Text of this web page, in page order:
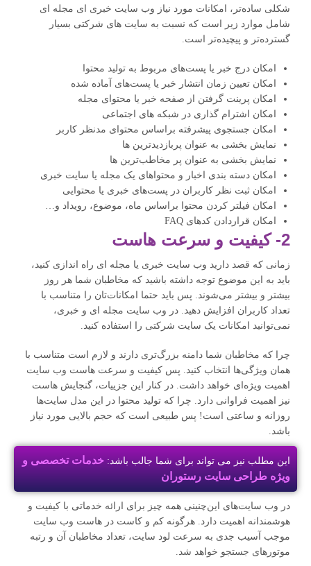
شکلی ساده‌تر، امکانات مورد نیاز وب سایت خبری ای مجله ای
شامل موارد زیر است که نسبت به سایت های شرکتی بسیار
گسترده‌تر و پیچیده‌تر است.
امکان درج خبر یا پست‌های مربوط به تولید محتوا
امکان تعیین زمان انتشار خبر یا پست‌های آماده شده
امکان پرینت گرفتن از صفحه خبر یا محتوای مجله
امکان اشترام گذاری در شبکه های اجتماعی
امکان جستجوی پیشرفته براساس محتوای مدنظر کاربر
نمایش بخشی به عنوان پربازدیدترین ها
نمایش بخشی به عنوان پر مخاطب‌ترین ها
امکان دسته بندی اخبار و محتواهای یک مجله یا سایت خبری
امکان ثبت نظر کاربران در پست‌های خبری یا محتوایی
امکان فیلتر کردن محتوا براساس ماه، موضوع، رویداد و…
امکان قراردادن کدهای FAQ
2- کیفیت و سرعت هاست
زمانی که قصد دارید وب سایت خبری یا مجله‌ ای راه اندازی کنید،
باید به این موضوع توجه داشته باشید که مخاطبان شما هر روز
بیشتر و بیشتر می‌شوند. پس باید حتما امکانات‌تان را متناسب با
تعداد کاربران افزایش دهید. در وب سایت مجله ای و خبری،
نمی‌توانید امکانات یک سایت شرکتی را استفاده کنید.
چرا که مخاطبان شما دامنه بزرگ‌تری دارند و لازم است متناسب با
همان ویژگی‌ها انتخاب کنید. پس کیفیت و سرعت هاست وب سایت
اهمیت ویژه‌ای خواهد داشت. در کنار این جزییات، گنجایش هاست
نیز اهمیت فراوانی دارد. چرا که تولید محتوا در این مدل سایت‌ها
روزانه و ساعتی است! پس طبیعی است که حجم بالایی مورد نیاز
باشد.
این مطلب نیز می تواند برای شما جالب باشد: خدمات تخصصی و
ویژه طراحی سایت رستوران
در وب سایت‌های این‌چنینی همه چیز برای ارائه خدماتی با کیفیت و
هوشمندانه اهمیت دارد. هرگونه کم و کاست در هاست وب سایت
موجب آسیب جدی به سرعت لود سایت، تعداد مخاطبان آن و رتبه
موتورهای جستجو خواهد شد.